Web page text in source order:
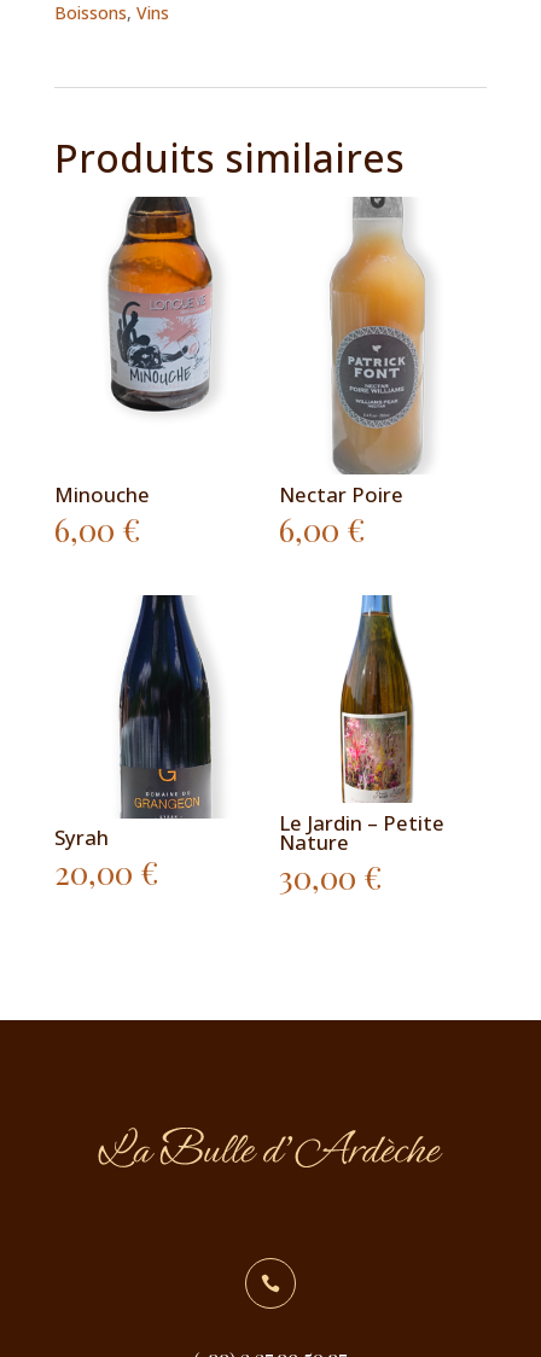
Saint-
Boissons, Vins
Produits similaires
Minouche
6,00 €
Nectar Poire
6,00 €
Syrah
20,00 €
Le Jardin – Petite
Nature
30,00 €
